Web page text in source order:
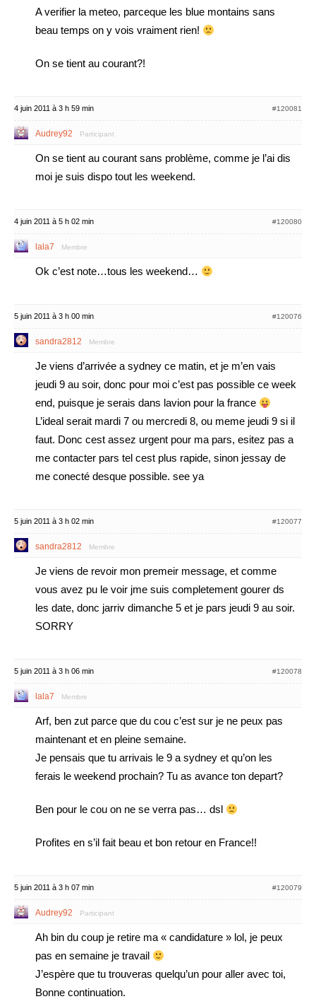
A verifier la meteo, parceque les blue montains sans
beau temps on y vois vraiment rien!
On se tient au courant?!
4 juin 2011 à 3 h 59 min #120081
Audrey92 Participant
On se tient au courant sans problème, comme je l’ai dis
moi je suis dispo tout les weekend.
4 juin 2011 à 5 h 02 min #120080
lala7 Membre
Ok c’est note…tous les weekend…
5 juin 2011 à 3 h 00 min #120076
sandra2812 Membre
Je viens d’arrivée a sydney ce matin, et je m’en vais
jeudi 9 au soir, donc pour moi c’est pas possible ce week
end, puisque je serais dans lavion pour la france
L’ideal serait mardi 7 ou mercredi 8, ou meme jeudi 9 si il
faut. Donc cest assez urgent pour ma pars, esitez pas a
me contacter pars tel cest plus rapide, sinon jessay de
me conecté desque possible. see ya
5 juin 2011 à 3 h 02 min #120077
sandra2812 Membre
Je viens de revoir mon premeir message, et comme
vous avez pu le voir jme suis completement gourer ds
les date, donc jarriv dimanche 5 et je pars jeudi 9 au soir.
SORRY
5 juin 2011 à 3 h 06 min #120078
lala7 Membre
Arf, ben zut parce que du cou c’est sur je ne peux pas
maintenant et en pleine semaine.
Je pensais que tu arrivais le 9 a sydney et qu’on les
ferais le weekend prochain? Tu as avance ton depart?
Ben pour le cou on ne se verra pas… dsl
Profites en s’il fait beau et bon retour en France!!
5 juin 2011 à 3 h 07 min #120079
Audrey92 Participant
Ah bin du coup je retire ma « candidature » lol, je peux
pas en semaine je travail
J’espère que tu trouveras quelqu’un pour aller avec toi,
Bonne continuation.